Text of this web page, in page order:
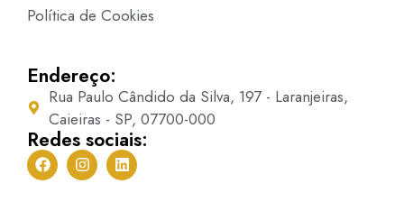
Política de Cookies
Endereço:
Rua Paulo Cândido da Silva, 197 - Laranjeiras,
Caieiras - SP, 07700-000
Redes sociais: